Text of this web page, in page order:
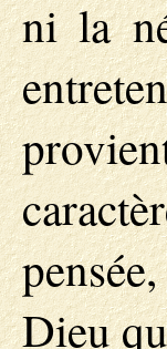
ni la
Dieu